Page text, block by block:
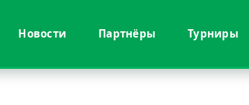
Новости Партнёры Турниры